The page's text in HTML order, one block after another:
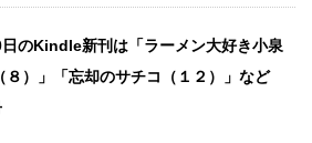
のKindle新刊は「ラーメン大好き小泉
８）」「忘却のサチコ（１２）」など